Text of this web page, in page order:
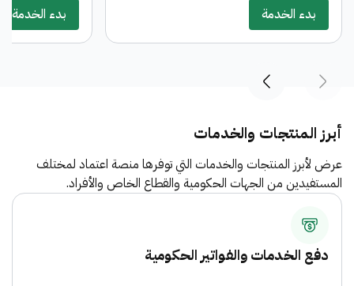
بثلاث مراحل تمثل دورة الإعتمادات
المستندية (مطالبة مالية ، أمر صرف ، أمر
الموافقات اللازمة بحسب الحوكمة المعتمدة.
بدء الخدمة
مسيرات الحقوق
بدء الخدمة
أبرز المنتجات والخدمات
عرض لأبرز المنتجات والخدمات التي توفرها منصة اعتماد لمختلف
المستفيدين من الجهات الحكومية والقطاع الخاص والأفراد.
دفع الخدمات والفواتير الحكومية